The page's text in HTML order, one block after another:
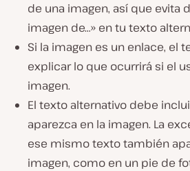
de una imagen, así que evita
imagen de…» en tu texto
Si la imagen es un enlace, el
explicar lo que ocurrirá si el
imagen.
El texto alternativo debe
aparezca en la imagen. La
ese mismo texto también
imagen, como en un pie de